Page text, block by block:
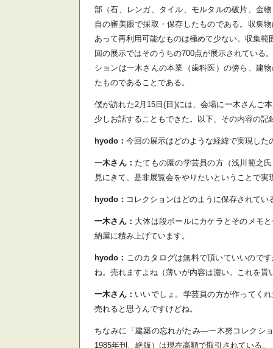
部（石、レンガ、タイル、モルタルの破片、金
自の審美眼で採取・保存したものである。収集
あって再利用可能なものは極めて少ない。収集範
回の展示ではそのうちの700点が展示されている
ションは一木さんの本業（歯科医）の傍ら、建
たものであることである。
僕が訪れた2月15日(日)には、会場に一木さんご
少しお話することもできた。以下、その内容の記
hyodo： 今回の展示はどのような経緯で実現した
一木さん： たてもの園の学芸員の方（浅川範之
見にきて、是非展覧会をやりたいということで実
hyodo： コレクションはどのように保存されてい
一木さん： 大体は段ボールにカケラとそのメモ
納屋に積み上げています。
hyodo： このカタログは無料で頂いていいので
ね。売れますよね（薄いが内容は濃い。これを貰
一木さん： いいでしょ。学芸員の方が作ってく
売れると思うんですけどね。
ちなみに「建築の忘れがたみ―一木努コレクシ
1985年刊、絶版）は現在高額で取引されている。